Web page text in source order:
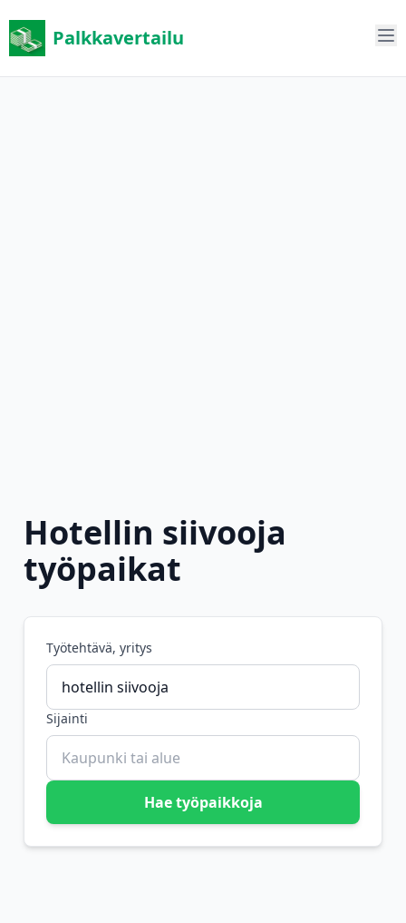
Palkkavertailu
Hotellin siivooja
työpaikat
Työtehtävä, yritys
Sijainti
Hae työpaikkoja